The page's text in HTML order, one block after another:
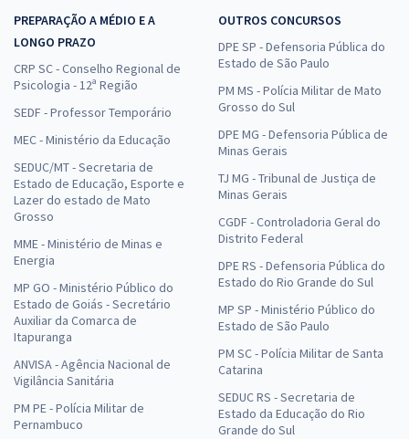
PREPARAÇÃO A MÉDIO E A
LONGO PRAZO
CRP SC - Conselho Regional de
Psicologia - 12ª Região
SEDF - Professor Temporário
MEC - Ministério da Educação
SEDUC/MT - Secretaria de
Estado de Educação, Esporte e
Lazer do estado de Mato
Grosso
MME - Ministério de Minas e
Energia
MP GO - Ministério Público do
Estado de Goiás - Secretário
Auxiliar da Comarca de
Itapuranga
ANVISA - Agência Nacional de
Vigilância Sanitária
PM PE - Polícia Militar de
Pernambuco
OUTROS CONCURSOS
DPE SP - Defensoria Pública do
Estado de São Paulo
PM MS - Polícia Militar de Mato
Grosso do Sul
DPE MG - Defensoria Pública de
Minas Gerais
TJ MG - Tribunal de Justiça de
Minas Gerais
CGDF - Controladoria Geral do
Distrito Federal
DPE RS - Defensoria Pública do
Estado do Rio Grande do Sul
MP SP - Ministério Público do
Estado de São Paulo
PM SC - Polícia Militar de Santa
Catarina
SEDUC RS - Secretaria de
Estado da Educação do Rio
Grande do Sul